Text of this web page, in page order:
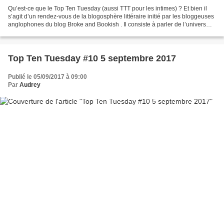
Qu’est-ce que le Top Ten Tuesday (aussi TTT pour les intimes) ? Et bien il
s’agit d’un rendez-vous de la blogosphère littéraire initié par les bloggeuses
anglophones du blog Broke and Bookish . Il consiste à parler de l’univers
Top Ten Tuesday #10 5 septembre 2017
Publié le 05/09/2017 à 09:00
Par Audrey